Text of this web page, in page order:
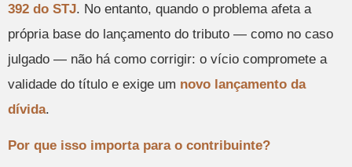
392 do STJ. No entanto, quando o problema afeta a
própria base do lançamento do tributo — como no caso
julgado — não há como corrigir: o vício compromete a
validade do título e exige um novo lançamento da
dívida.
Por que isso importa para o contribuinte?